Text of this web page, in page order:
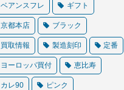
ベアンスフレ ギフト
京都本店 ブラック
買取情報 製造刻印 定番
ヨーロッパ買付 恵比寿
カレ90 ピンク